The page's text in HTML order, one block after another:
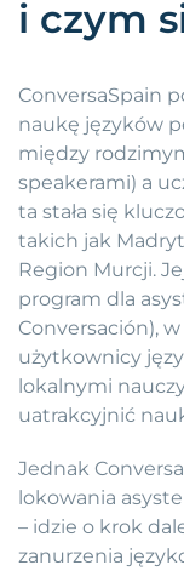
i czym
ConversaSpain
naukę języków
między
speakerami) a
ta stała się
takich jak
Region Murcji.
program dla
Conversación),
użytkownicy
lokalnymi
uatrakcyjnić
Jednak
lokowania
– idzie o krok
zanurzenia